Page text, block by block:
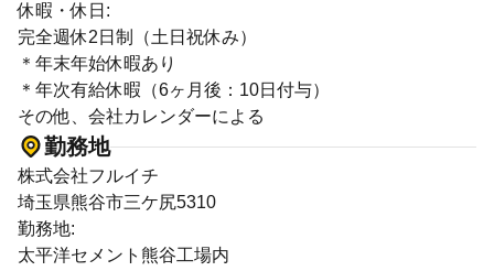
休暇・休日:
完全週休2日制（土日祝休み）
＊年末年始休暇あり
＊年次有給休暇（6ヶ月後：10日付与）
その他、会社カレンダーによる
勤務地
株式会社フルイチ
埼玉県熊谷市三ケ尻5310
勤務地:
太平洋セメント熊谷工場内